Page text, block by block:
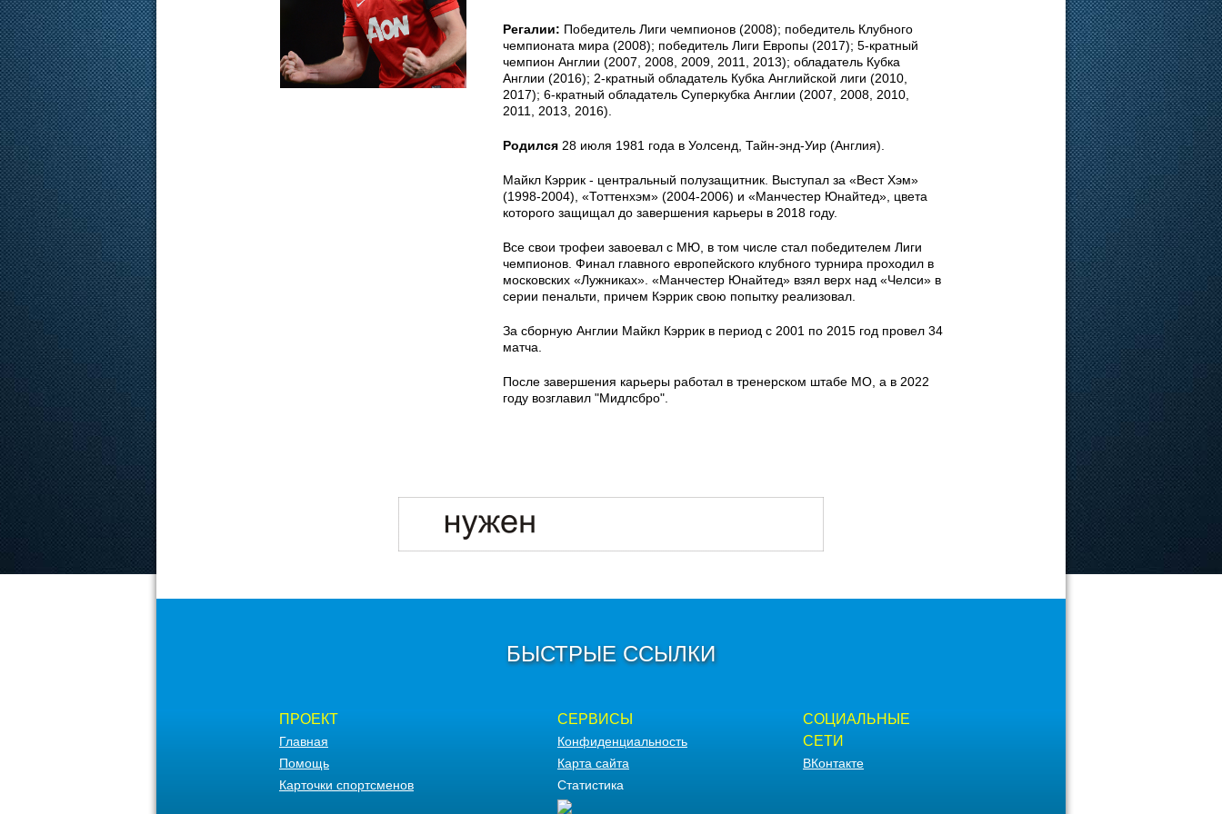
Регалии: Победитель Лиги чемпионов (2008); победитель Клубного
чемпионата мира (2008); победитель Лиги Европы (2017); 5-кратный
чемпион Англии (2007, 2008, 2009, 2011, 2013); обладатель Кубка
Англии (2016); 2-кратный обладатель Кубка Английской лиги (2010,
2017); 6-кратный обладатель Суперкубка Англии (2007, 2008, 2010,
2011, 2013, 2016).
Родился 28 июля 1981 года в Уолсенд, Тайн-энд-Уир (Англия).
Майкл Кэррик - центральный полузащитник. Выступал за «Вест Хэм»
(1998-2004), «Тоттенхэм» (2004-2006) и «Манчестер Юнайтед», цвета
которого защищал до завершения карьеры в 2018 году.
Все свои трофеи завоевал с МЮ, в том числе стал победителем Лиги
чемпионов. Финал главного европейского клубного турнира проходил в
московских «Лужниках». «Манчестер Юнайтед» взял верх над «Челси» в
серии пенальти, причем Кэррик свою попытку реализовал.
За сборную Англии Майкл Кэррик в период с 2001 по 2015 год провел 34
матча.
После завершения карьеры работал в тренерском штабе МО, а в 2022
году возглавил "Мидлсбро".
БЫСТРЫЕ ССЫЛКИ
ПРОЕКТ
Главная
Помощь
Карточки спортсменов
СЕРВИСЫ
Конфиденциальность
Карта сайта
Статистика
СОЦИАЛЬНЫЕ
СЕТИ
ВКонтакте